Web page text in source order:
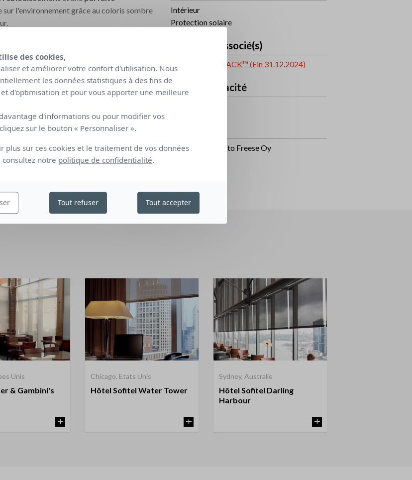
l'environnement grâce au coloris sombre
l'architecture du restaurant panoramique
Intérieur
Protection solaire
Produit(s) associé(s)
SV 3% KOOLBLACK™ (Fin 31.12.2024)
Niveau d'opacité
Arkkitehtitoimisto Freese Oy
Unis
& Gambini's
Chicago, Etats Unis
Hôtel Sofitel Water Tower
Sydney, Australie
Hôtel Sofitel Darling
Harbour
des cookies,
et améliorer votre confort d'utilisation. Nous
les données statistiques à des fins de
d'optimisation et pour vous apporter une meilleure
d'informations ou pour modifier vos
sur le bouton « Personnaliser ».
plus sur ces cookies et le traitement de vos données
notre politique de confidentialité.
Tout refuser Tout accepter